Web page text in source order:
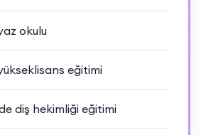
okulu
eğitimi
diş hekimliği eğitimi